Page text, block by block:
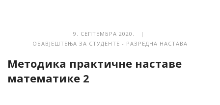
9. СЕПТЕМБРА 2020. |
ОБАВЈЕШТЕЊА ЗА СТУДЕНТЕ - РАЗРЕДНА НАСТАВА
Методика практичне наставе
математике 2